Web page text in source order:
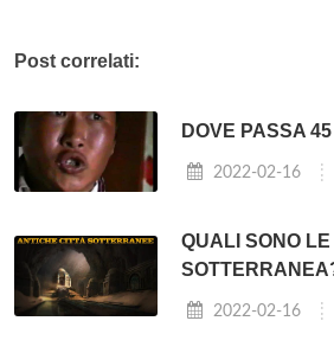
Post correlati:
DOVE PASSA
2022-02-16
QUALI SONO
2022-02-16